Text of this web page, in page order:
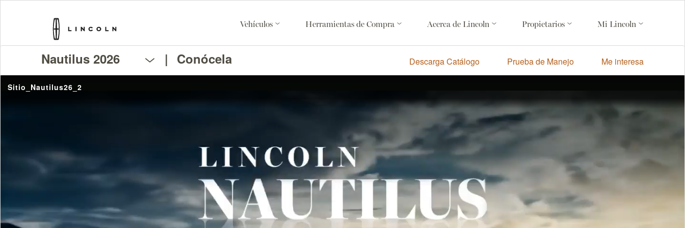
Vehículos Herramientas de Compra Acerca de Lincoln Propietarios Mi Lincoln
Nautilus 2026 | Conócela Descarga Catálogo Prueba de Manejo Me interesa
Sitio_Nautilus26_2